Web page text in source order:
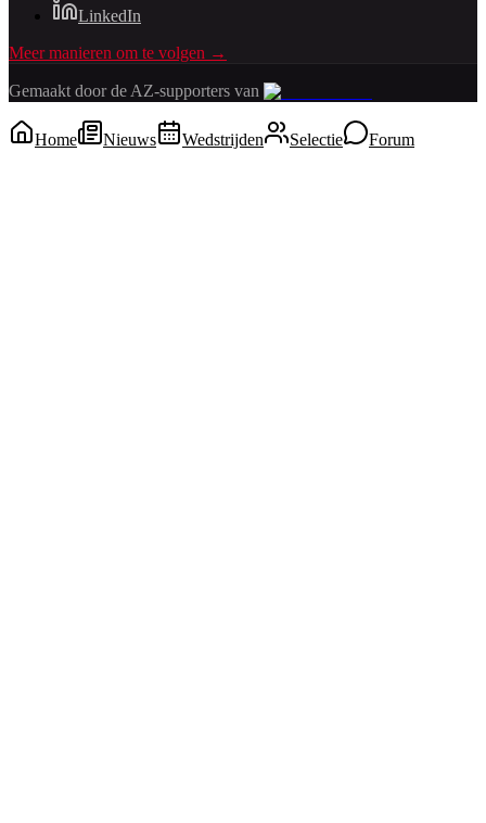
LinkedIn
Meer manieren om te volgen →
Gemaakt door de AZ-supporters van
Home Nieuws Wedstrijden Selectie Forum